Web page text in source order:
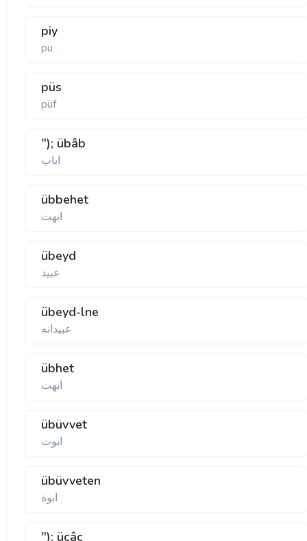
piy
pu
püs
püf
"); übâb
اباب
übbehet
ابهت
übeyd
عبيد
übeyd-lne
عبيدانه
übhet
ابهت
übüvvet
ابوت
übüvveten
ابوة
"); ücâc